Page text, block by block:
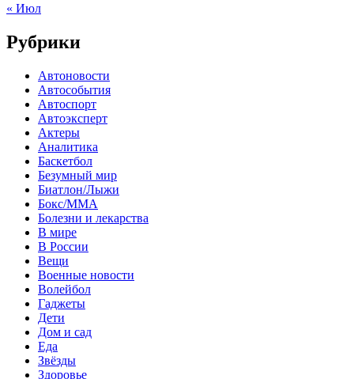
« Июл
Рубрики
Автоновости
Автособытия
Автоспорт
Автоэксперт
Актеры
Аналитика
Баскетбол
Безумный мир
Биатлон/Лыжи
Бокс/MMA
Болезни и лекарства
В мире
В России
Вещи
Военные новости
Волейбол
Гаджеты
Дети
Дом и сад
Еда
Звёзды
Здоровье